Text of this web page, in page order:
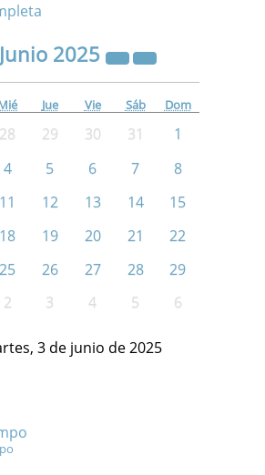
Junio 2025
Jue Vie Sáb Dom
28 29 30 31
1
4 5 6 7
8
11 12 13 14
15
18 19 20 21
22
25 26 27 28
29
2 3 4 5 6
3 de junio de 2025